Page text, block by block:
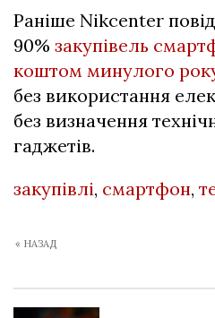
Раніше Nikcenter
90% закупівель
коштом минулого
без використання
без визначення
гаджетів.
закупівлі, смартфон,
« НАЗАД